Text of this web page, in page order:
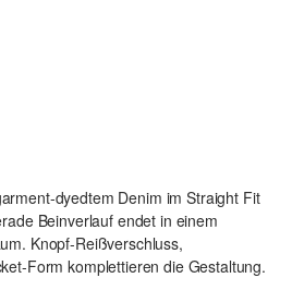
dyedtem Denim im Straight Fit
Beinverlauf endet in einem
Knopf-Reißverschluss,
Form komplettieren die Gestaltung.